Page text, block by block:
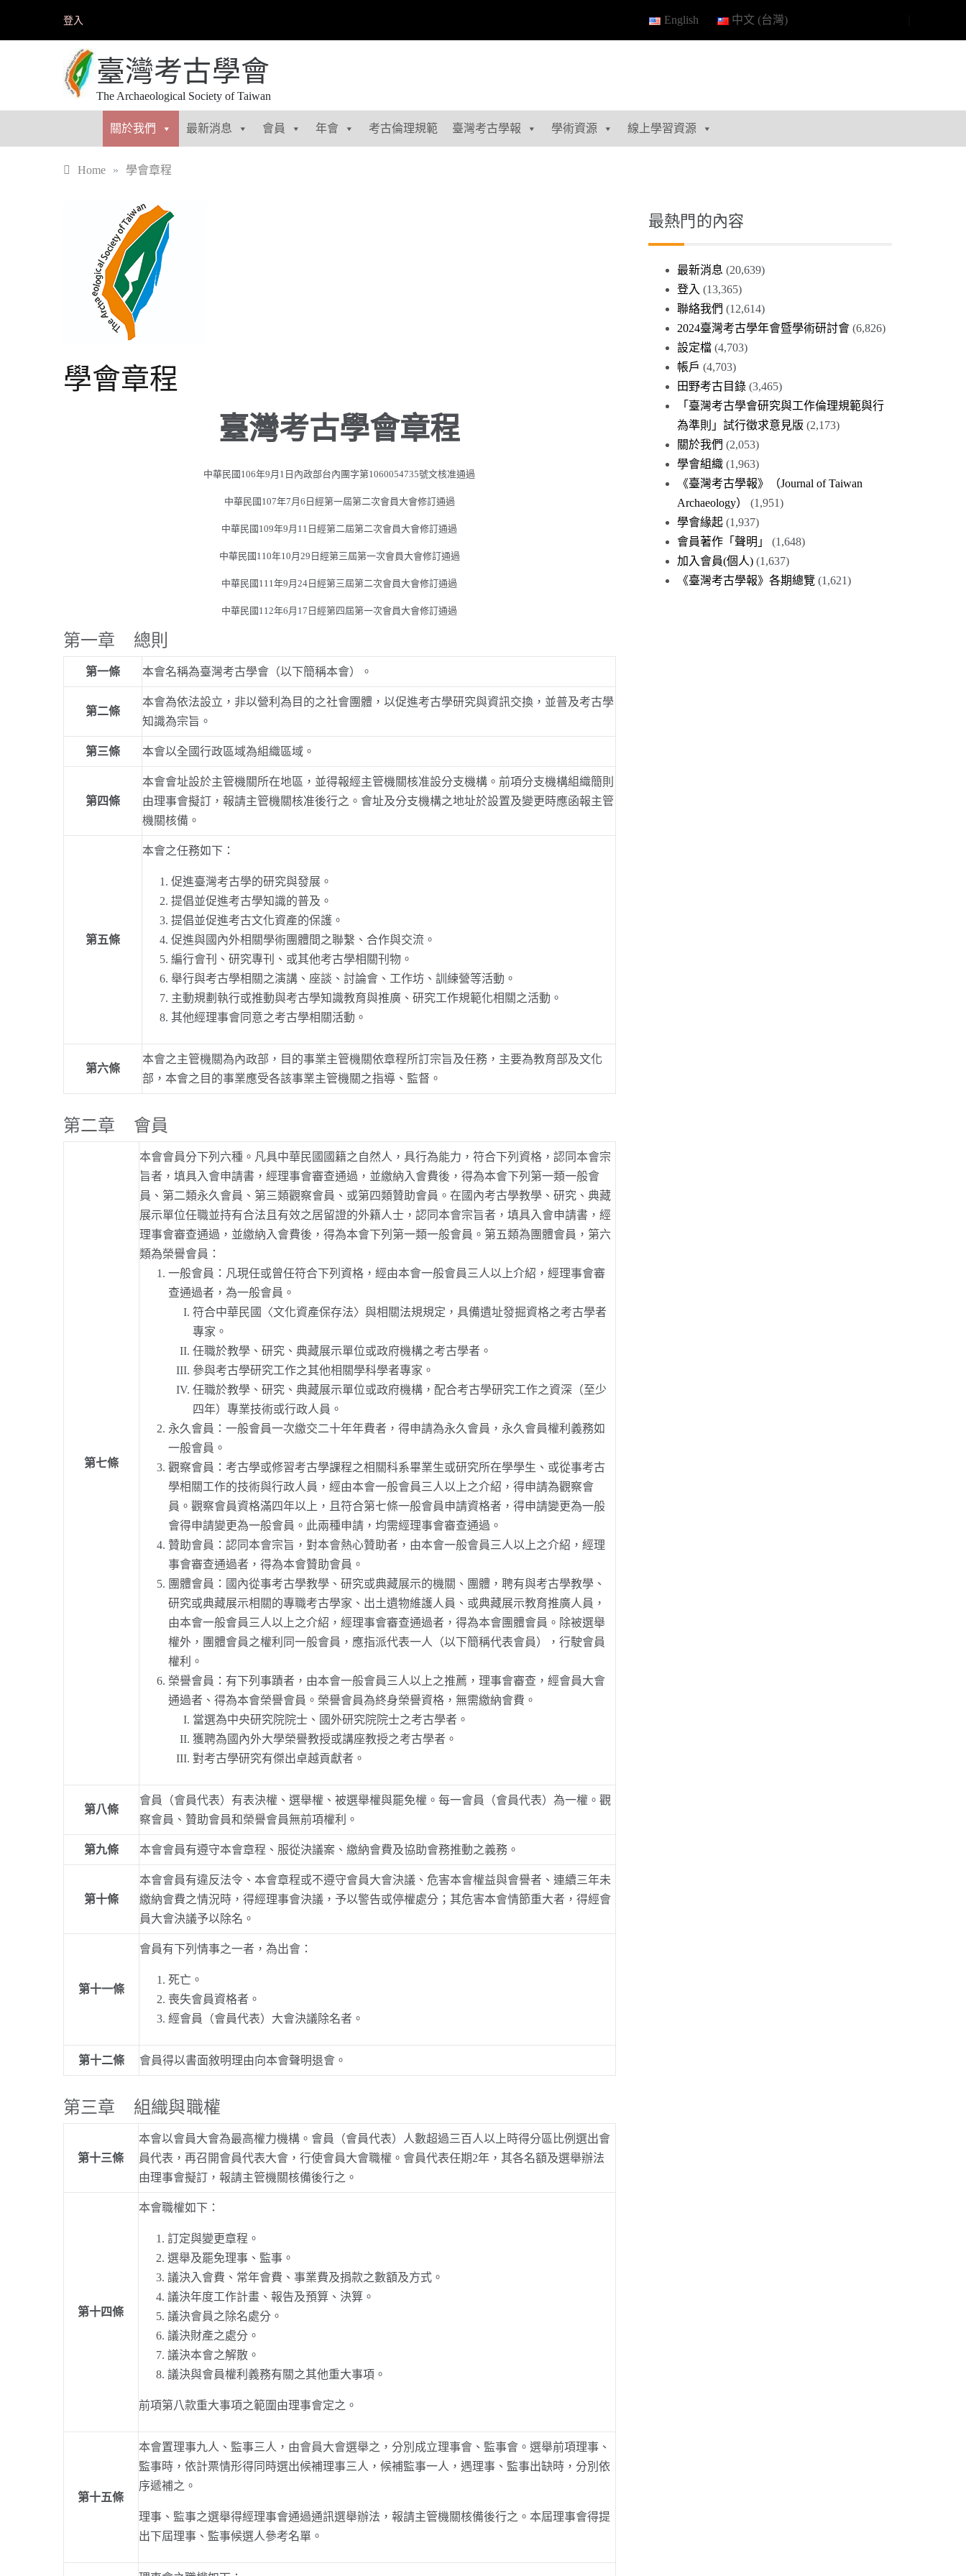
content
登入 English 中文 (台灣)
臺灣考古學會
The Archaeological Society of Taiwan
關於我們 最新消息 會員 年會 考古倫理規範 臺灣考古學報 學術資源 線上學習資源
Home » 學會章程
學會章程
臺灣考古學會章程
中華民國106年9月1日內政部台內團字第1060054735號文核准通過
中華民國107年7月6日經第一屆第二次會員大會修訂通過
中華民國109年9月11日經第二屆第二次會員大會修訂通過
中華民國110年10月29日經第三屆第一次會員大會修訂通過
中華民國111年9月24日經第三屆第二次會員大會修訂通過
中華民國112年6月17日經第四屆第一次會員大會修訂通過
第一章 總則
第一條 本會名稱為臺灣考古學會（以下簡稱本會）。
第二條
本會為依法設立，非以營利為目的之社會團體，以促進考古學研究與資訊交換，並普及考古學
知識為宗旨。
第三條 本會以全國行政區域為組織區域。
第四條
本會會址設於主管機關所在地區，並得報經主管機關核准設分支機構。前項分支機構組織簡則
由理事會擬訂，報請主管機關核准後行之。會址及分支機構之地址於設置及變更時應函報主管
機關核備。
第五條
本會之任務如下：
促進臺灣考古學的研究與發展。
提倡並促進考古學知識的普及。
提倡並促進考古文化資產的保護。
促進與國內外相關學術團體間之聯繫、合作與交流。
編行會刊、研究專刊、或其他考古學相關刊物。
舉行與考古學相關之演講、座談、討論會、工作坊、訓練營等活動。
主動規劃執行或推動與考古學知識教育與推廣、研究工作規範化相關之活動。
其他經理事會同意之考古學相關活動。
第六條
本會之主管機關為內政部，目的事業主管機關依章程所訂宗旨及任務，主要為教育部及文化
部，本會之目的事業應受各該事業主管機關之指導、監督。
第二章 會員
第七條
本會會員分下列六種。凡具中華民國國籍之自然人，具行為能力，符合下列資格，認同本會宗
旨者，填具入會申請書，經理事會審查通過，並繳納入會費後，得為本會下列第一類一般會
員、第二類永久會員、第三類觀察會員、或第四類贊助會員。在國內考古學教學、研究、典藏
展示單位任職並持有合法且有效之居留證的外籍人士，認同本會宗旨者，填具入會申請書，經
理事會審查通過，並繳納入會費後，得為本會下列第一類一般會員。第五類為團體會員，第六
類為榮譽會員：
一般會員：凡現任或曾任符合下列資格，經由本會一般會員三人以上介紹，經理事會審
查通過者，為一般會員。
符合中華民國〈文化資產保存法〉與相關法規規定，具備遺址發掘資格之考古學者
專家。
任職於教學、研究、典藏展示單位或政府機構之考古學者。
參與考古學研究工作之其他相關學科學者專家。
任職於教學、研究、典藏展示單位或政府機構，配合考古學研究工作之資深（至少
四年）專業技術或行政人員。
永久會員：一般會員一次繳交二十年年費者，得申請為永久會員，永久會員權利義務如
一般會員。
觀察會員：考古學或修習考古學課程之相關科系畢業生或研究所在學學生、或從事考古
學相關工作的技術與行政人員，經由本會一般會員三人以上之介紹，得申請為觀察會
員。觀察會員資格滿四年以上，且符合第七條一般會員申請資格者，得申請變更為一般
會得申請變更為一般會員。此兩種申請，均需經理事會審查通過。
贊助會員：認同本會宗旨，對本會熱心贊助者，由本會一般會員三人以上之介紹，經理
事會審查通過者，得為本會贊助會員。
團體會員：國內從事考古學教學、研究或典藏展示的機關、團體，聘有與考古學教學、
研究或典藏展示相關的專職考古學家、出土遺物維護人員、或典藏展示教育推廣人員，
由本會一般會員三人以上之介紹，經理事會審查通過者，得為本會團體會員。除被選舉
權外，團體會員之權利同一般會員，應指派代表一人（以下簡稱代表會員），行駛會員
權利。
榮譽會員：有下列事蹟者，由本會一般會員三人以上之推薦，理事會審查，經會員大會
通過者、得為本會榮譽會員。榮譽會員為終身榮譽資格，無需繳納會費。
當選為中央研究院院士、國外研究院院士之考古學者。
獲聘為國內外大學榮譽教授或講座教授之考古學者。
對考古學研究有傑出卓越貢獻者。
第八條
會員（會員代表）有表決權、選舉權、被選舉權與罷免權。每一會員（會員代表）為一權。觀
察會員、贊助會員和榮譽會員無前項權利。
第九條 本會會員有遵守本會章程、服從決議案、繳納會費及協助會務推動之義務。
第十條
本會會員有違反法令、本會章程或不遵守會員大會決議、危害本會權益與會譽者、連續三年未
繳納會費之情況時，得經理事會決議，予以警告或停權處分；其危害本會情節重大者，得經會
員大會決議予以除名。
第十一條
會員有下列情事之一者，為出會：
死亡。
喪失會員資格者。
經會員（會員代表）大會決議除名者。
第十二條 會員得以書面敘明理由向本會聲明退會。
第三章 組織與職權
第十三條
本會以會員大會為最高權力機構。會員（會員代表）人數超過三百人以上時得分區比例選出會
員代表，再召開會員代表大會，行使會員大會職權。會員代表任期2年，其各名額及選舉辦法
由理事會擬訂，報請主管機關核備後行之。
第十四條
本會職權如下：
訂定與變更章程。
選舉及罷免理事、監事。
議決入會費、常年會費、事業費及捐款之數額及方式。
議決年度工作計畫、報告及預算、決算。
議決會員之除名處分。
議決財產之處分。
議決本會之解散。
議決與會員權利義務有關之其他重大事項。
前項第八款重大事項之範圍由理事會定之。
第十五條
本會置理事九人、監事三人，由會員大會選舉之，分別成立理事會、監事會。選舉前項理事、
監事時，依計票情形得同時選出候補理事三人，候補監事一人，遇理事、監事出缺時，分別依
序遞補之。
理事、監事之選舉得經理事會通過通訊選舉辦法，報請主管機關核備後行之。本屆理事會得提
出下屆理事、監事候選人參考名單。
最熱門的內容
最新消息 (20,639)
登入 (13,365)
聯絡我們 (12,614)
2024臺灣考古學年會暨學術研討會 (6,826)
設定檔 (4,703)
帳戶 (4,703)
田野考古目錄 (3,465)
「臺灣考古學會研究與工作倫理規範與行
為準則」試行徵求意見版 (2,173)
關於我們 (2,053)
學會組織 (1,963)
《臺灣考古學報》（Journal of Taiwan
Archaeology）
(1,951)
學會緣起 (1,937)
會員著作「聲明」
(1,648)
加入會員(個人) (1,637)
《臺灣考古學報》各期總覽 (1,621)